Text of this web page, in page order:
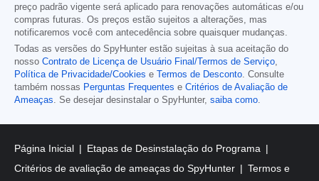
preço padrão vigente será aplicado para renovações automáticas e/ou
compras futuras. Os preços estão sujeitos a alterações, mas
notificaremos você com antecedência sobre quaisquer mudanças.
Todas as versões do SpyHunter estão sujeitas à sua aceitação do
nosso Contrato de Licença de Usuário Final/Termos de Serviço
Política de Privacidade/Cookies e Termos de Desconto . Consulte
também nossas Perguntas Frequentes e Critérios de Avaliação de
Ameaças . Se desejar desinstalar o SpyHunter, saiba como
Página Inicial
Etapas de Desinstalação do Programa
Critérios de avaliação de ameaças do SpyHunter
Termos e